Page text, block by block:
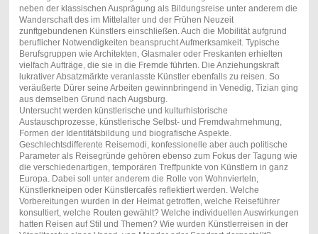
neben der klassischen Ausprägung als Bildungsreise unter anderem die
Wanderschaft des im Mittelalter und der Frühen Neuzeit
zunftgebundenen Künstlers einschließen. Auch die Mobilität aufgrund
beruflicher Notwendigkeiten beansprucht Aufmerksamkeit. Typische
Berufsgruppen wie Architekten, Glasmaler oder Freskanten erhielten
vielfach Aufträge, die sie in die Fremde führten. Die Anziehungskraft
lukrativer Absatzmärkte veranlasste Künstler ebenfalls zu reisen. So
veräußerte Dürer seine Arbeiten gewinnbringend in Venedig, Tizian ging
aus demselben Grund nach Augsburg.
Untersucht werden künstlerische und kulturhistorische
Austauschprozesse, künstlerische Selbst- und Fremdwahrnehmung,
Formen der Identitätsbildung und biografische Aspekte.
Geschlechtsdifferente Reisemodi, konfessionelle aber auch politische
Parameter als Reisegründe gehören ebenso zum Fokus der Tagung wie
die verschiedenartigen, temporären Treffpunkte von Künstlern in ganz
Europa. Dabei soll unter anderem die Rolle von Wohnvierteln,
Künstlerkneipen oder Künstlercafés reflektiert werden. Welche
Vorbereitungen wurden in der Heimat getroffen, welche Reiseführer
konsultiert, welche Routen gewählt? Welche individuellen Auswirkungen
hatten Reisen auf Stil und Themen? Wie wurden Künstlerreisen in der